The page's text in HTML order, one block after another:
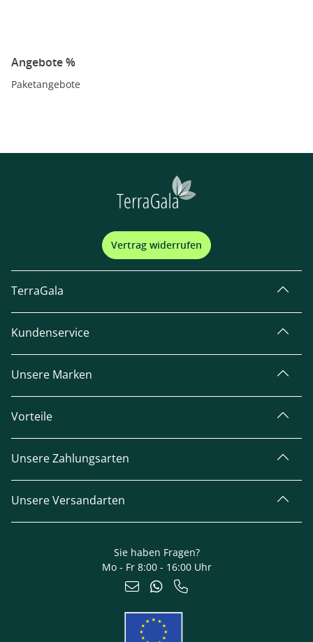
Angebote %
Paketangebote
Vertrag widerrufen
TerraGala
Kundenservice
Unsere Marken
Vorteile
Unsere Zahlungsarten
Unsere Versandarten
Sie haben Fragen?
Mo - Fr 8:00 - 16:00 Uhr